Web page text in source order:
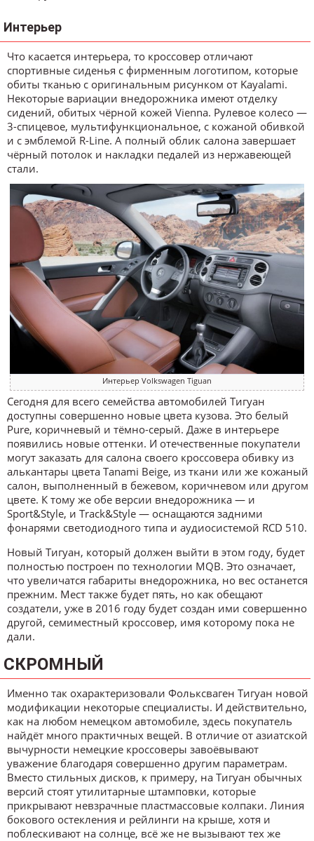
Интерьер
Что касается интерьера, то кроссовер отличают
спортивные сиденья с фирменным логотипом, которые
обиты тканью с оригинальным рисунком от Kayalami.
Некоторые вариации внедорожника имеют отделку
сидений, обитых чёрной кожей Vienna. Рулевое колесо —
3-спицевое, мультифункциональное, с кожаной обивкой
и с эмблемой R-Line. А полный облик салона завершает
чёрный потолок и накладки педалей из нержавеющей
стали.
Интерьер Volkswagen Tiguan
Сегодня для всего семейства автомобилей Тигуан
доступны совершенно новые цвета кузова. Это белый
Pure, коричневый и тёмно-серый. Даже в интерьере
появились новые оттенки. И отечественные покупатели
могут заказать для салона своего кроссовера обивку из
алькантары цвета Tanami Beige, из ткани или же кожаный
салон, выполненный в бежевом, коричневом или другом
цвете. К тому же обе версии внедорожника — и
Sport&Style, и Track&Style — оснащаются задними
фонарями светодиодного типа и аудиосистемой RCD 510.
Новый Тигуан, который должен выйти в этом году, будет
полностью построен по технологии MQB. Это означает,
что увеличатся габариты внедорожника, но вес останется
прежним. Мест также будет пять, но как обещают
создатели, уже в 2016 году будет создан ими совершенно
другой, семиместный кроссовер, имя которому пока не
дали.
СКРОМНЫЙ
Именно так охарактеризовали Фольксваген Тигуан новой
модификации некоторые специалисты. И действительно,
как на любом немецком автомобиле, здесь покупатель
найдёт много практичных вещей. В отличие от азиатской
вычурности немецкие кроссоверы завоёвывают
уважение благодаря совершенно другим параметрам.
Вместо стильных дисков, к примеру, на Тигуан обычных
версий стоят утилитарные штамповки, которые
прикрывают невзрачные пластмассовые колпаки. Линия
бокового остекления и рейлинги на крыше, хотя и
поблескивают на солнце, всё же не вызывают тех же